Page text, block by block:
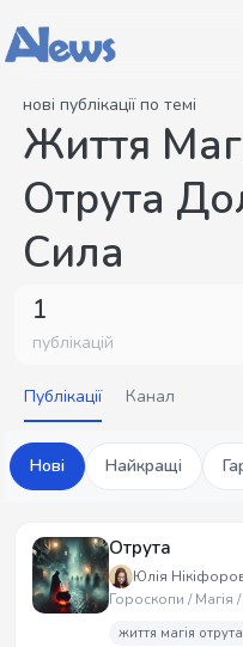
нові публікації по темі
Життя
Отрута
Сила
1
публікацій
Публікації Канал
Нові Найкращі
Отрута
Юлія
Гороскопи / Магія
життя магія